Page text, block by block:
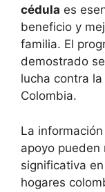
cédula es
beneficio y
familia. El
demostrado
lucha contra
Colombia.
La
apoyo pueden
significativa
hogares